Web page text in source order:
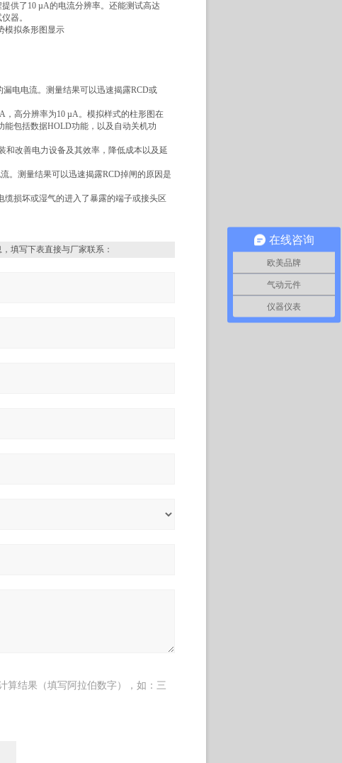
供了10 µA的电流分辨率。还能测试高达
器。
模拟条形图显示
电电流。测量结果可以迅速揭露RCD或
，高分辨率为10 µA。模拟样式的柱形图在
包括数据HOLD功能，以及自动关机功
和改善电力设备及其效率，降低成本以及延
。测量结果可以迅速揭露RCD掉闸的原因是
损坏或湿气的进入了暴露的端子或接头区
填写下表直接与厂家联系：
算结果（填写阿拉伯数字），如：三
在线咨询
欧美品牌
气动元件
仪器仪表